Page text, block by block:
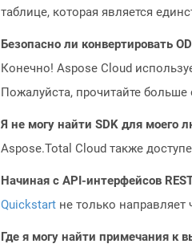
таблице, которая является
Безопасно ли конвертировать
Конечно! Aspose Cloud
Пожалуйста, прочитайте
Я не могу найти SDK для моего
Aspose.Total Cloud также
Начиная с API-интерфейсов
Quickstart не только
Где я могу найти примечания к